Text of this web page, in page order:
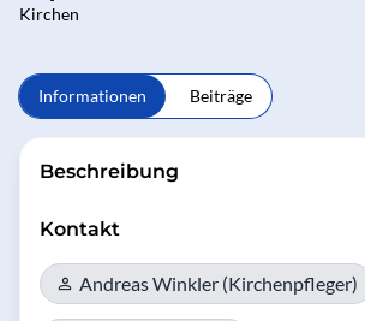
Kirchen
Informationen Beiträge
Beschreibung
Kontakt
Andreas Winkler (Kirchenpfleger)